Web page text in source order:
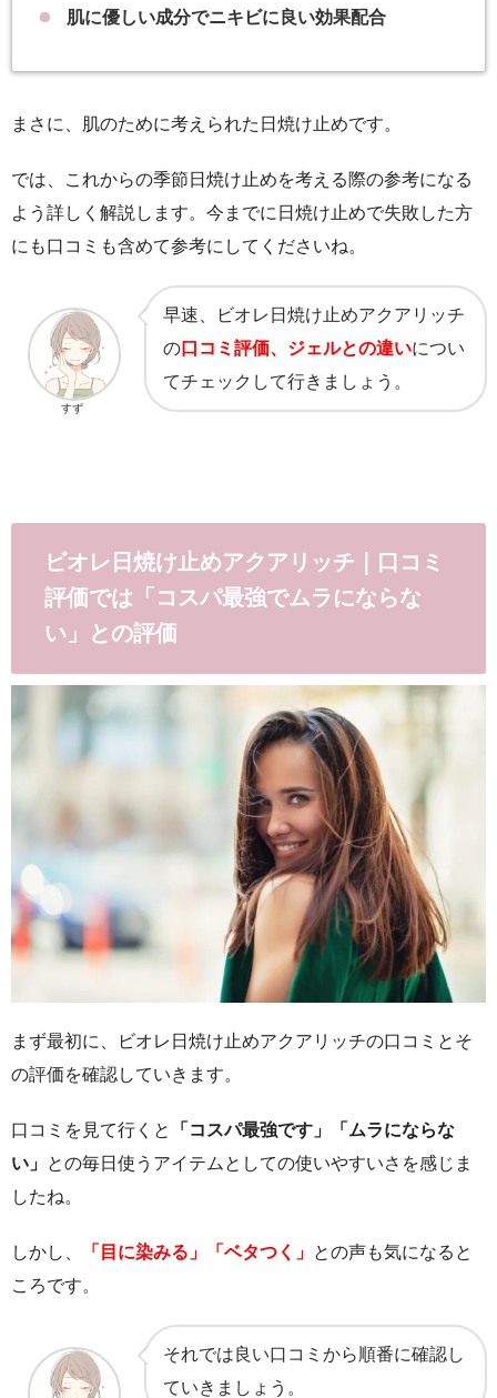
肌に優しい成分でニキビに良い効果配合
まさに、肌のために考えられた日焼け止めです。
では、これからの季節日焼け止めを考える際の参考になる
よう詳しく解説します。今までに日焼け止めで失敗した方
にも口コミも含めて参考にしてくださいね。
早速、ビオレ日焼け止めアクアリッチ
の口コミ評価、ジェルとの違いについ
てチェックして行きましょう。
すず
ビオレ日焼け止めアクアリッチ｜口コミ
評価では「コスパ最強でムラにならな
い」との評価
まず最初に、ビオレ日焼け止めアクアリッチの口コミとそ
の評価を確認していきます。
口コミを見て行くと
「コスパ最強です」「ムラにならな
い」
との毎日使うアイテムとしての使いやすいさを感じま
したね。
しかし、 「目に染みる」「ベタつく」
との声も気になると
ころです。
それでは良い口コミから順番に確認し
ていきましょう。